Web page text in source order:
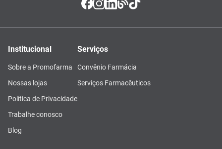
Institucional
Sobre a Promofarma
Nossas lojas
Política de Privacidade
Trabalhe conosco
Blog
Serviços
Convênio Farmácia
Serviços Farmacêuticos